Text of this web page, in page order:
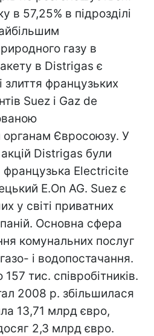
в 57,25% в підрозділі
газу в
в Distrigas є
злиття французьких
Suez і Gaz de
Євросоюзу. У
Distrigas були
французька Electricite
E.On AG. Suez є
у світі приватних
Основна сфера
комунальних послуг
і водопостачання.
тис. співробітників.
2008 р. збільшилася
13,71 млрд євро,
2,3 млрд євро.